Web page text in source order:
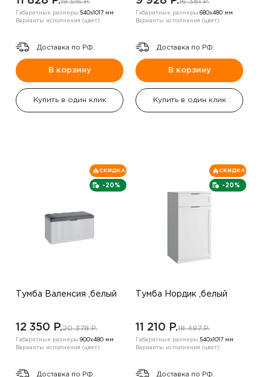
19 516 P.
Габаритные размеры:540х1017 мм
Варианты исполнения (цвет):
Доставка по РФ.
В корзину
Купить в один клик
16 381 P.
Габаритные размеры:680х480 мм
Варианты исполнения (цвет):
Доставка по РФ.
В корзину
Купить в один клик
-20%
СКИДКА
Тумба Валенсия ,белый
12 350 P.20 378 P.
Габаритные размеры:900х480 мм
Варианты исполнения (цвет):
Доставка по РФ.
-20%
СКИДКА
Тумба Нордик ,белый
11 210 P.18 497 P.
Габаритные размеры:540х1017 мм
Варианты исполнения (цвет):
Доставка по РФ.